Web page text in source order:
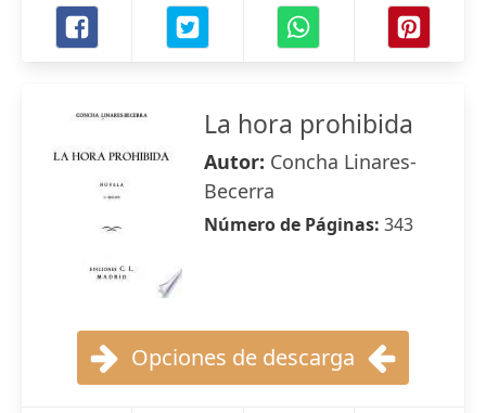
La hora prohibida
Autor: Concha Linares-
Becerra
Número de Páginas: 343
Opciones de descarga